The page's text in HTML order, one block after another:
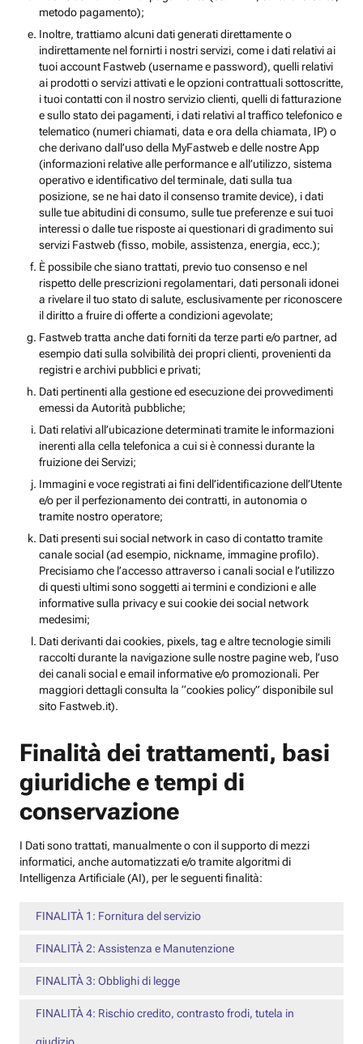
metodo pagamento);
Inoltre, trattiamo alcuni dati generati direttamente o
indirettamente nel fornirti i nostri servizi, come i dati relativi ai
tuoi account Fastweb (username e password), quelli relativi
ai prodotti o servizi attivati e le opzioni contrattuali sottoscritte,
i tuoi contatti con il nostro servizio clienti, quelli di fatturazione
e sullo stato dei pagamenti, i dati relativi al traffico telefonico e
telematico (numeri chiamati, data e ora della chiamata, IP) o
che derivano dall’uso della MyFastweb e delle nostre App
(informazioni relative alle performance e all’utilizzo, sistema
operativo e identificativo del terminale, dati sulla tua
posizione, se ne hai dato il consenso tramite device), i dati
sulle tue abitudini di consumo, sulle tue preferenze e sui tuoi
interessi o dalle tue risposte ai questionari di gradimento sui
servizi Fastweb (fisso, mobile, assistenza, energia, ecc.);
È possibile che siano trattati, previo tuo consenso e nel
rispetto delle prescrizioni regolamentari, dati personali idonei
a rivelare il tuo stato di salute, esclusivamente per riconoscere
il diritto a fruire di offerte a condizioni agevolate;
Fastweb tratta anche dati forniti da terze parti e/o partner, ad
esempio dati sulla solvibilità dei propri clienti, provenienti da
registri e archivi pubblici e privati;
Dati pertinenti alla gestione ed esecuzione dei provvedimenti
emessi da Autorità pubbliche;
Dati relativi all’ubicazione determinati tramite le informazioni
inerenti alla cella telefonica a cui si è connessi durante la
fruizione dei Servizi;
Immagini e voce registrati ai fini dell’identificazione dell’Utente
e/o per il perfezionamento dei contratti, in autonomia o
tramite nostro operatore;
Dati presenti sui social network in caso di contatto tramite
canale social (ad esempio, nickname, immagine profilo).
Precisiamo che l’accesso attraverso i canali social e l’utilizzo
di questi ultimi sono soggetti ai termini e condizioni e alle
informative sulla privacy e sui cookie dei social network
medesimi;
Dati derivanti dai cookies, pixels, tag e altre tecnologie simili
raccolti durante la navigazione sulle nostre pagine web, l’uso
dei canali social e email informative e/o promozionali. Per
maggiori dettagli consulta la “cookies policy” disponibile sul
sito Fastweb.it).
Finalità dei trattamenti, basi
giuridiche e tempi di
conservazione
I Dati sono trattati, manualmente o con il supporto di mezzi
informatici, anche automatizzati e/o tramite algoritmi di
Intelligenza Artificiale (AI), per le seguenti finalità:
FINALITÀ 1: Fornitura del servizio
FINALITÀ 2: Assistenza e Manutenzione
FINALITÀ 3: Obblighi di legge
FINALITÀ 4: Rischio credito, contrasto frodi, tutela in